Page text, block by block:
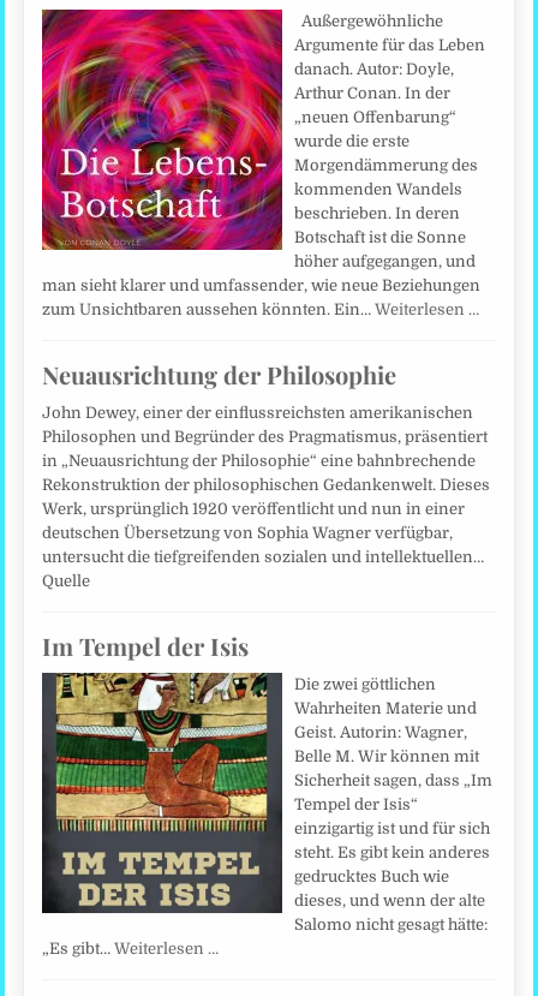
Außergewöhnliche
Argumente für das Leben
danach. Autor: Doyle,
Arthur Conan. In der
„neuen Offenbarung“
wurde die erste
Morgendämmerung des
kommenden Wandels
beschrieben. In deren
Botschaft ist die Sonne
höher aufgegangen, und
man sieht klarer und umfassender, wie neue Beziehungen
zum Unsichtbaren aussehen könnten. Ein…Weiterlesen …
Neuausrichtung der Philosophie
John Dewey, einer der einflussreichsten amerikanischen
Philosophen und Begründer des Pragmatismus, präsentiert
in „Neuausrichtung der Philosophie“ eine bahnbrechende
Rekonstruktion der philosophischen Gedankenwelt. Dieses
Werk, ursprünglich 1920 veröffentlicht und nun in einer
deutschen Übersetzung von Sophia Wagner verfügbar,
untersucht die tiefgreifenden sozialen und intellektuellen…
Quelle
Im Tempel der Isis
Die zwei göttlichen
Wahrheiten Materie und
Geist. Autorin: Wagner,
Belle M. Wir können mit
Sicherheit sagen, dass „Im
Tempel der Isis“
einzigartig ist und für sich
steht. Es gibt kein anderes
gedrucktes Buch wie
dieses, und wenn der alte
Salomo nicht gesagt hätte:
„Es gibt…Weiterlesen …